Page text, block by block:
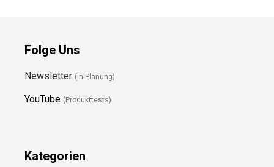
Folge Uns
Newsletter (in Planung)
YouTube (Produkttests)
Kategorien